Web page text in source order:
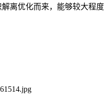
离优化而来，能够较大程度